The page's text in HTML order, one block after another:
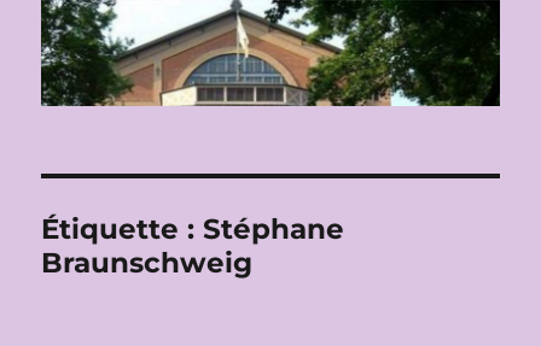
Étiquette :Stéphane
Braunschweig